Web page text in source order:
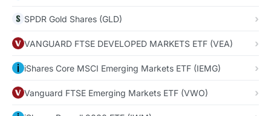
SPDR Gold Shares (GLD)
VANGUARD FTSE DEVELOPED MARKETS ETF (VEA)
iShares Core MSCI Emerging Markets ETF (IEMG)
Vanguard FTSE Emerging Markets ETF (VWO)